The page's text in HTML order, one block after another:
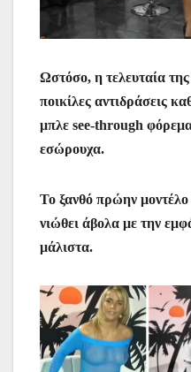
Ωστόσο, η τελευταία
ποικίλες αντιδράσεις
μπλε see-through
εσώρουχα.
Το ξανθό πρώην
νιώθει άβολα με την
μάλιστα.